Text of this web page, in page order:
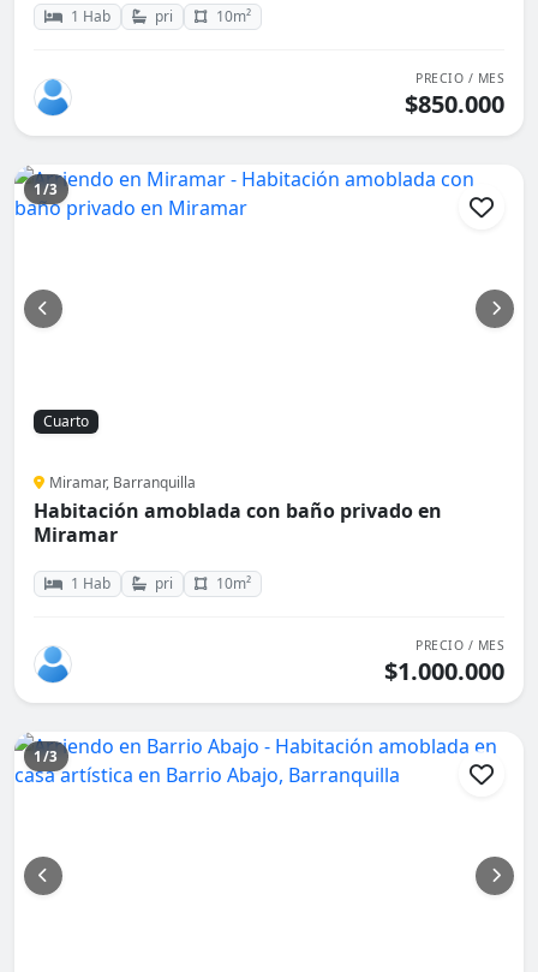
1 Hab pri 10m²
PRECIO / MES
$850.000
1/3
Cuarto
Miramar, Barranquilla
Habitación amoblada con baño privado en
Miramar
1 Hab pri 10m²
PRECIO / MES
$1.000.000
1/3